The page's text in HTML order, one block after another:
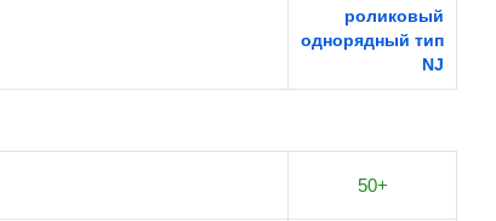
роликовый
однорядный тип
NJ
50+